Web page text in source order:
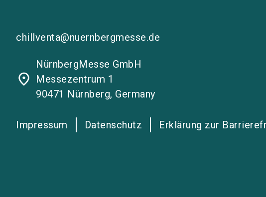
chillventa@nuernbergmesse.de
place
NürnbergMesse GmbH
Messezentrum 1
90471 Nürnberg, Germany
Impressum Datenschutz Erklärung zur